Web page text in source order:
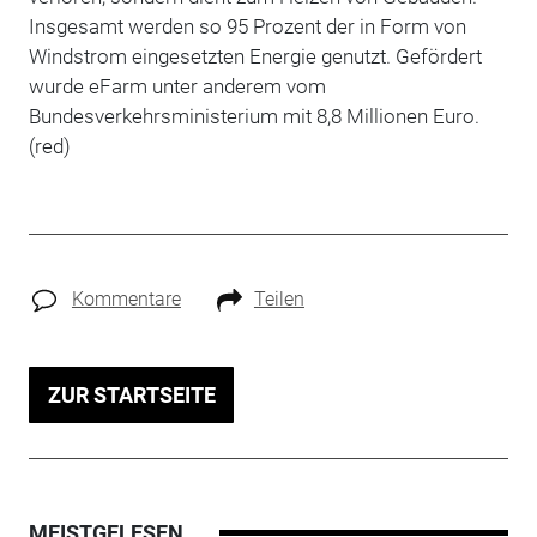
Insgesamt werden so 95 Prozent der in Form von
Windstrom eingesetzten Energie genutzt. Gefördert
wurde eFarm unter anderem vom
Bundesverkehrsministerium mit 8,8 Millionen Euro.
(red)
Kommentare Teilen
ZUR STARTSEITE